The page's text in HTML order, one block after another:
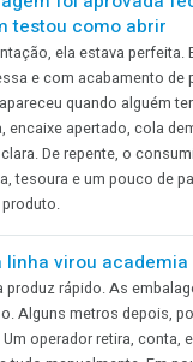
39 anos
produção,
Hoje, 28 de julho,
39 anos. E não é
acompanhamos
mercado gráfico
novos segmentos
A embalagem
Ninguém
Na apresentação,